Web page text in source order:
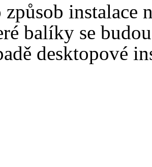
způsob instalace
balíky se
desktopové